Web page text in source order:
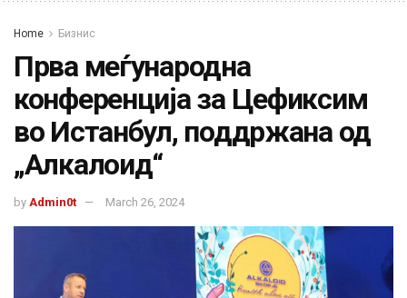
Home Бизнис
Прва меѓународна
конференција за Цефиксим
во Истанбул, поддржана од
„Алкалоид“
by Admin0t March 26, 2024